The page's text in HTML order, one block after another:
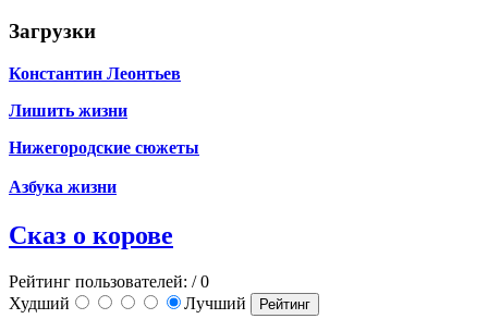
Загрузки
Константин Леонтьев
Лишить жизни
Нижегородские сюжеты
Азбука жизни
Сказ о корове
Рейтинг пользователей: / 0
Худший
Лучший